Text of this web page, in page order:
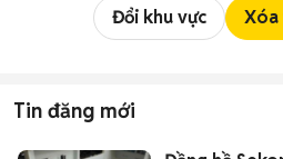
Đổi khu vực Xóa
Tin đăng mới